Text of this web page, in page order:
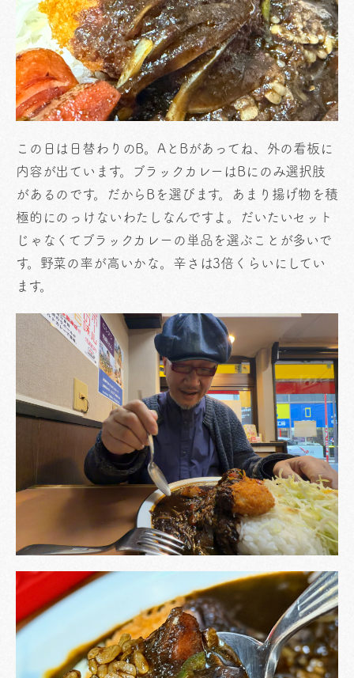
この日は日替わりのB。AとBがあってね、外の看板に
内容が出ています。ブラックカレーはBにのみ選択肢
があるのです。だからBを選びます。あまり揚げ物を積
極的にのっけないわたしなんですよ。だいたいセット
じゃなくてブラックカレーの単品を選ぶことが多いで
す。野菜の率が高いかな。辛さは3倍くらいにしてい
ます。